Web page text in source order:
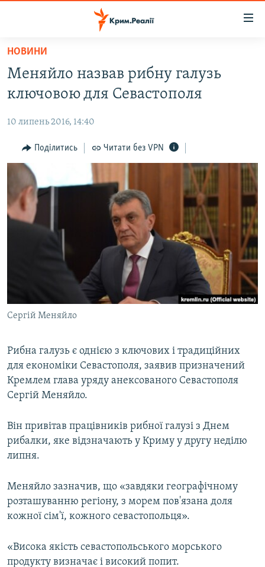
Перейти
основного
матеріалу
до
навігації
Перейти
пошуку
ПОЛІТИКА
БЛОГИ
ПОГЛЯД
ІНТЕРВ'Ю
ВСЕ ЗА ДЕНЬ
СПЕЦПРОЕКТИ
ДЕПОРТАЦІЯ
ВІДЕОУРОКИ «ELIFBE»
СВІДЧЕННЯ ОКУПАЦІЇ
УКРАЇНСЬКА ПРОБЛЕМА КРИМУ
ЯК ОБІЙТИ БЛОКУВАННЯ
Qırımtatar
Усі сайти RFE/RL
НОВИНИ
Меняйло назвав рибну галузь
ключовою для Севастополя
10 липень 2016, 14:40
Поділитись Читати без VPN
Сергій Меняйло
Рибна галузь є однією з ключових і традиційних
для економіки Севастополя, заявив призначений
Кремлем глава уряду анексованого Севастополя
Сергій Меняйло.
Він привітав працівників рибної галузі з Днем
рибалки, яке відзначають у Криму у другу неділю
липня.
Меняйло зазначив, що «завдяки географічному
розташуванню регіону, з морем пов'язана доля
кожної сім'ї, кожного севастопольця».
«Висока якість севастопольського морського
продукту визначає і високий попит.